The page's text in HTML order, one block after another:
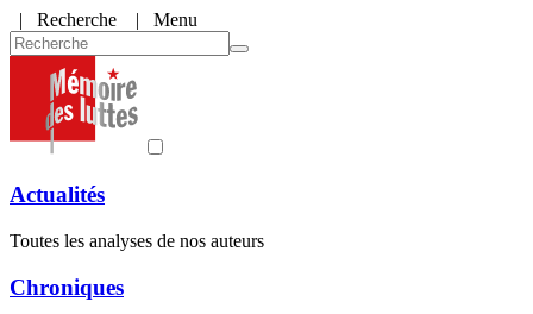
| Recherche | Menu
Actualités
Toutes les analyses de nos auteurs
Chroniques